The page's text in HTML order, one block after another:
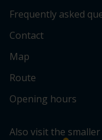
Frequently asked
Contact
Map
Route
Opening hours
Also visit the